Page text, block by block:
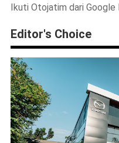
Ikuti Otojatim dari Google
Editor's Choice